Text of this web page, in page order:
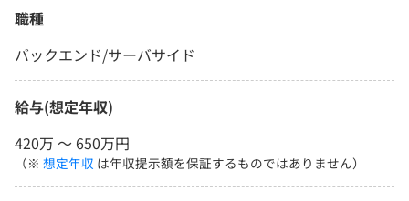
職種
バックエンド/サーバサイド
給与(想定年収)
420万 〜 650万円
（※ 想定年収 は年収提示額を保証するものではありません）